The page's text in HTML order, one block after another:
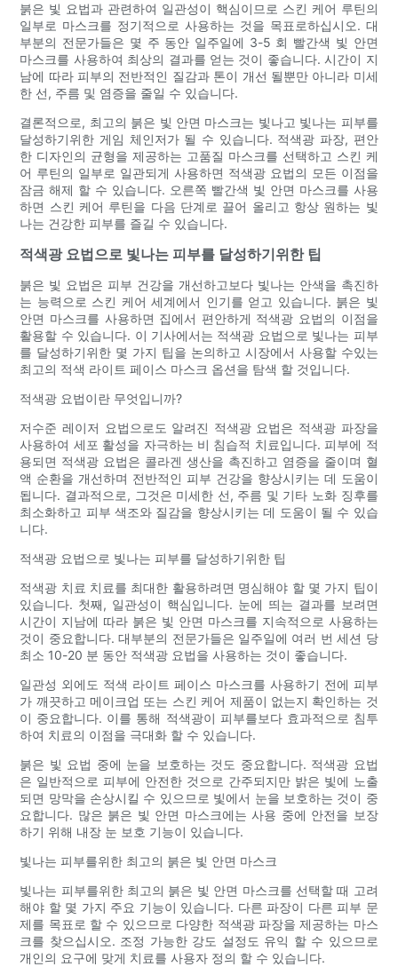
붉은 빛 요법과 관련하여 일관성이 핵심이므로 스킨 케어 루틴의
일부로 마스크를 정기적으로 사용하는 것을 목표로하십시오. 대
부분의 전문가들은 몇 주 동안 일주일에 3-5 회 빨간색 빛 안면
마스크를 사용하여 최상의 결과를 얻는 것이 좋습니다. 시간이 지
남에 따라 피부의 전반적인 질감과 톤이 개선 될뿐만 아니라 미세
한 선, 주름 및 염증을 줄일 수 있습니다.
결론적으로, 최고의 붉은 빛 안면 마스크는 빛나고 빛나는 피부를
달성하기위한 게임 체인저가 될 수 있습니다. 적색광 파장, 편안
한 디자인의 균형을 제공하는 고품질 마스크를 선택하고 스킨 케
어 루틴의 일부로 일관되게 사용하면 적색광 요법의 모든 이점을
잠금 해제 할 수 있습니다. 오른쪽 빨간색 빛 안면 마스크를 사용
하면 스킨 케어 루틴을 다음 단계로 끌어 올리고 항상 원하는 빛
나는 건강한 피부를 즐길 수 있습니다.
적색광 요법으로 빛나는 피부를 달성하기위한 팁
붉은 빛 요법은 피부 건강을 개선하고보다 빛나는 안색을 촉진하
는 능력으로 스킨 케어 세계에서 인기를 얻고 있습니다. 붉은 빛
안면 마스크를 사용하면 집에서 편안하게 적색광 요법의 이점을
활용할 수 있습니다. 이 기사에서는 적색광 요법으로 빛나는 피부
를 달성하기위한 몇 가지 팁을 논의하고 시장에서 사용할 수있는
최고의 적색 라이트 페이스 마스크 옵션을 탐색 할 것입니다.
적색광 요법이란 무엇입니까?
저수준 레이저 요법으로도 알려진 적색광 요법은 적색광 파장을
사용하여 세포 활성을 자극하는 비 침습적 치료입니다. 피부에 적
용되면 적색광 요법은 콜라겐 생산을 촉진하고 염증을 줄이며 혈
액 순환을 개선하며 전반적인 피부 건강을 향상시키는 데 도움이
됩니다. 결과적으로, 그것은 미세한 선, 주름 및 기타 노화 징후를
최소화하고 피부 색조와 질감을 향상시키는 데 도움이 될 수 있습
니다.
적색광 요법으로 빛나는 피부를 달성하기위한 팁
적색광 치료 치료를 최대한 활용하려면 명심해야 할 몇 가지 팁이
있습니다. 첫째, 일관성이 핵심입니다. 눈에 띄는 결과를 보려면
시간이 지남에 따라 붉은 빛 안면 마스크를 지속적으로 사용하는
것이 중요합니다. 대부분의 전문가들은 일주일에 여러 번 세션 당
최소 10-20 분 동안 적색광 요법을 사용하는 것이 좋습니다.
일관성 외에도 적색 라이트 페이스 마스크를 사용하기 전에 피부
가 깨끗하고 메이크업 또는 스킨 케어 제품이 없는지 확인하는 것
이 중요합니다. 이를 통해 적색광이 피부를보다 효과적으로 침투
하여 치료의 이점을 극대화 할 수 있습니다.
붉은 빛 요법 중에 눈을 보호하는 것도 중요합니다. 적색광 요법
은 일반적으로 피부에 안전한 것으로 간주되지만 밝은 빛에 노출
되면 망막을 손상시킬 수 있으므로 빛에서 눈을 보호하는 것이 중
요합니다. 많은 붉은 빛 안면 마스크에는 사용 중에 안전을 보장
하기 위해 내장 눈 보호 기능이 있습니다.
빛나는 피부를위한 최고의 붉은 빛 안면 마스크
빛나는 피부를위한 최고의 붉은 빛 안면 마스크를 선택할 때 고려
해야 할 몇 가지 주요 기능이 있습니다. 다른 파장이 다른 피부 문
제를 목표로 할 수 있으므로 다양한 적색광 파장을 제공하는 마스
크를 찾으십시오. 조정 가능한 강도 설정도 유익 할 수 있으므로
개인의 요구에 맞게 치료를 사용자 정의 할 수 있습니다.